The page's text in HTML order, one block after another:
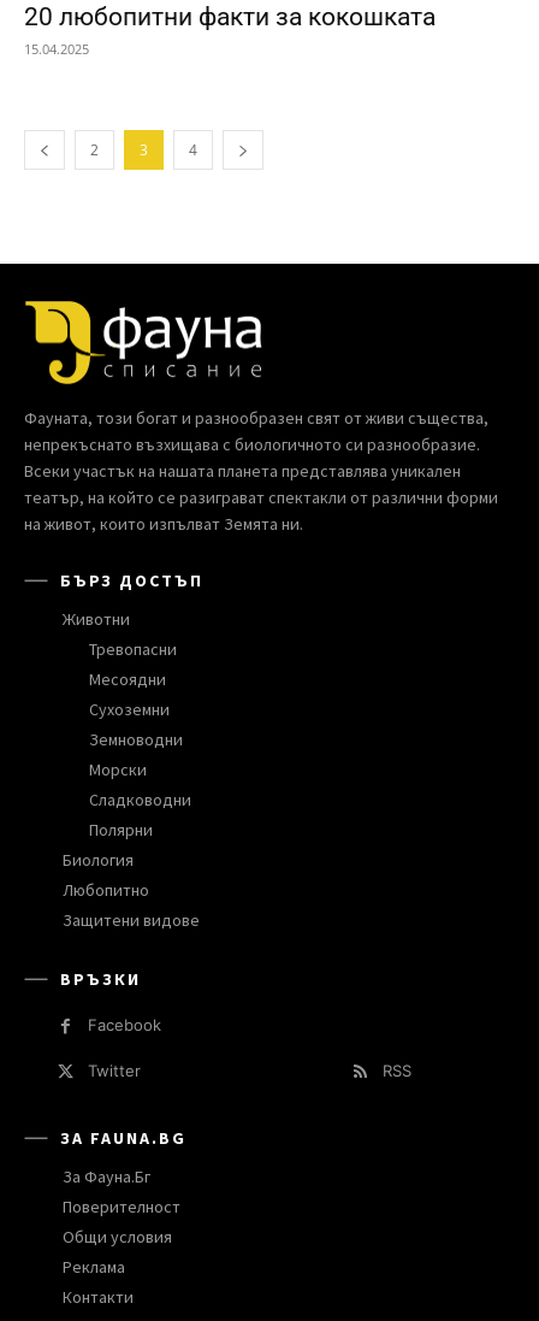
20 любопитни факти за кокошката
15.04.2025
2 3 4
Фауната, този богат и разнообразен свят от живи същества,
непрекъснато възхищава с биологичното си разнообразие.
Всеки участък на нашата планета представлява уникален
театър, на който се разиграват спектакли от различни форми
на живот, които изпълват Земята ни.
БЪРЗ ДОСТЪП
Животни
Тревопасни
Месоядни
Сухоземни
Земноводни
Морски
Сладководни
Полярни
Биология
Любопитно
Защитени видове
ВРЪЗКИ
Facebook
Twitter RSS
ЗА FAUNA.BG
За Фауна.Бг
Поверителност
Общи условия
Реклама
Контакти